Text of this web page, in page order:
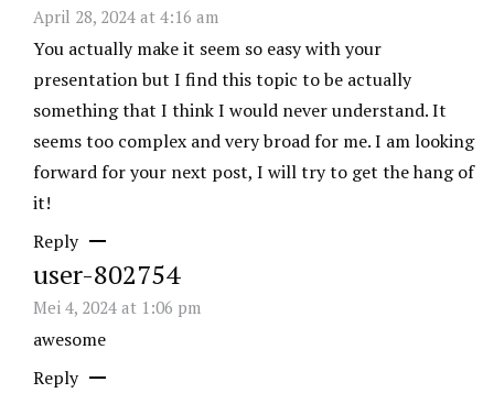
April 28, 2024 at 4:16 am
You actually make it seem so easy with your
presentation but I find this topic to be actually
something that I think I would never understand. It
seems too complex and very broad for me. I am looking
forward for your next post, I will try to get the hang of
it!
Reply
user-802754
Mei 4, 2024 at 1:06 pm
awesome
Reply